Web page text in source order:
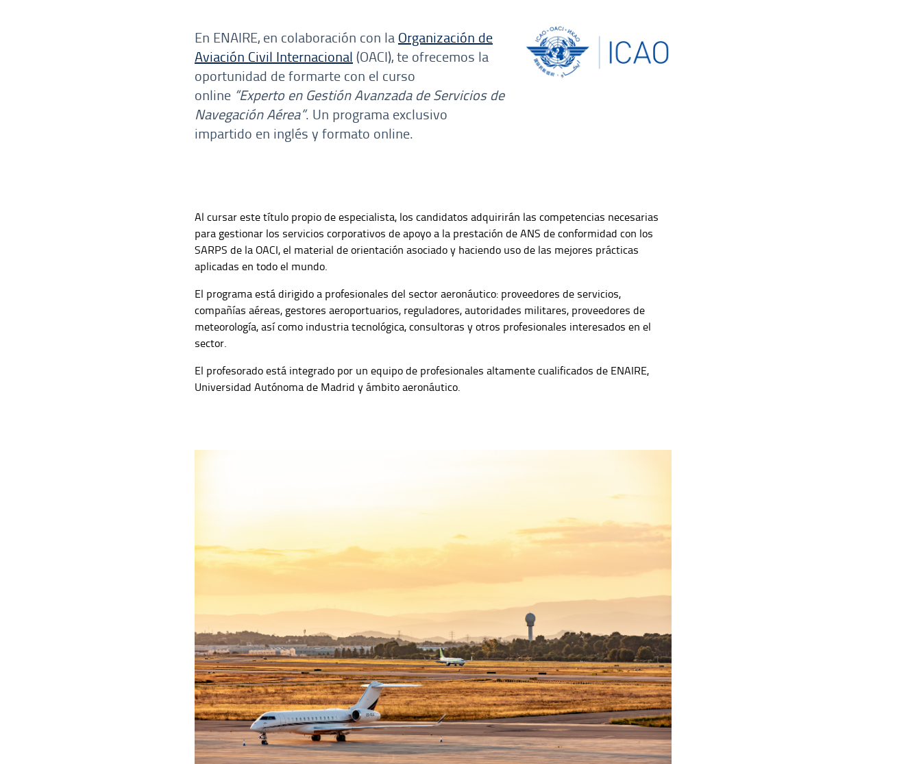
En ENAIRE, en colaboración con la Organización de
Aviación Civil Internacional (OACI), te ofrecemos la
oportunidad de formarte con el curso
online “Experto en Gestión Avanzada de Servicios de
Navegación Aérea”. Un programa exclusivo
impartido en inglés y formato online.
Al cursar este título propio de especialista, los candidatos adquirirán las competencias necesarias
para gestionar los servicios corporativos de apoyo a la prestación de ANS de conformidad con los
SARPS de la OACI, el material de orientación asociado y haciendo uso de las mejores prácticas
aplicadas en todo el mundo.
El programa está dirigido a profesionales del sector aeronáutico: proveedores de servicios,
compañías aéreas, gestores aeroportuarios, reguladores, autoridades militares, proveedores de
meteorología, así como industria tecnológica, consultoras y otros profesionales interesados en el
sector.
El profesorado está integrado por un equipo de profesionales altamente cualificados de ENAIRE,
Universidad Autónoma de Madrid y ámbito aeronáutico.